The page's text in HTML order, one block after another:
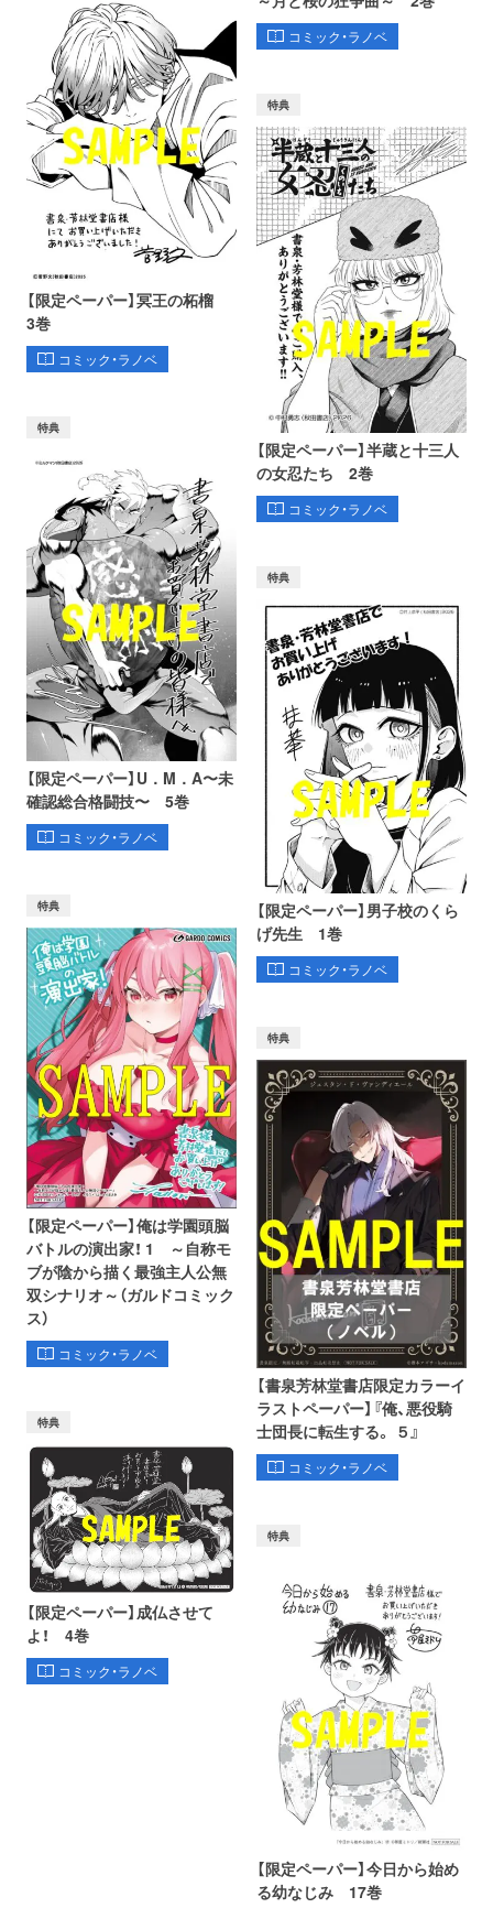
コミック・ラノベ
【限定ペーパー】冥王の柘榴
3巻
コミック・ラノベ
特典
【限定ペーパー】半蔵と十三人
の女忍たち 2巻
コミック・ラノベ
特典
【限定ペーパー】U．M．A〜未
確認総合格闘技〜 5巻
コミック・ラノベ
特典
【限定ペーパー】男子校のくら
げ先生 1巻
コミック・ラノベ
特典
【限定ペーパー】俺は学園頭脳
バトルの演出家！ 1 ～自称モ
ブが陰から描く最強主人公無
双シナリオ～（ガルドコミック
ス）
コミック・ラノベ
特典
【書泉芳林堂書店限定カラーイ
ラストペーパー】『俺、悪役騎
士団長に転生する。 ５』
コミック・ラノベ
特典
【限定ペーパー】成仏させて
よ！ 4巻
コミック・ラノベ
特典
【限定ペーパー】今日から始め
る幼なじみ 17巻